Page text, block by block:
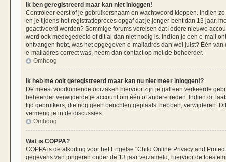
Ik ben geregistreerd maar kan niet inloggen!
Controleer eerst of je gebruikersnaam en wachtwoord kloppen. Indien
en je tijdens het registratieproces opgaf dat je jonger bent dan 13 jaar,
geactiveerd worden? Sommige forums vereisen dat iedere nieuwe
werd ook medegedeeld of dit al dan niet nodig is. Indien je een e-mail
ontvangen hebt, was het opgegeven e-mailadres dan wel juist? Één
e-mailadres correct was, neem dan contact op met de beheerder.
Omhoog
Ik heb me ooit geregistreerd maar kan nu niet meer inloggen!?
De meest voorkomende oorzaken hiervoor zijn je gaf een verkeerde
beheerder verwijderde je account om één of andere reden. Indien dit
tijd gebruikers, die nog geen berichten geplaatst hebben, verwijderen.
vermeng je in de discussies.
Omhoog
Wat is COPPA?
COPPA is de afkorting voor het Engelse "Child Online Privacy and
gegevens van jongeren onder de 13 jaar verzameld, hiervoor de